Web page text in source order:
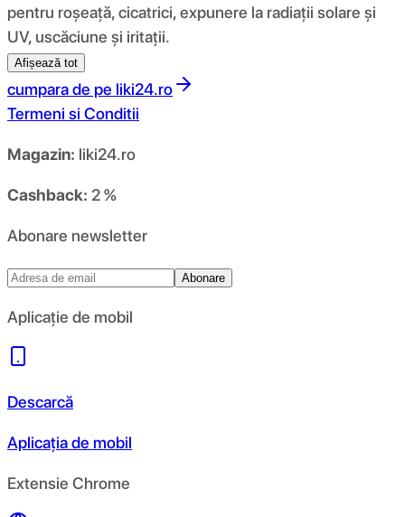
pentru roșeață, cicatrici, expunere la radiații solare și
UV, uscăciune și iritații.
Afișează tot
cumpara de pe liki24.ro
Termeni si Conditii
Magazin: liki24.ro
Cashback: 2 %
Abonare newsletter
Abonare
Aplicație de mobil
Descarcă
Aplicația de mobil
Extensie Chrome